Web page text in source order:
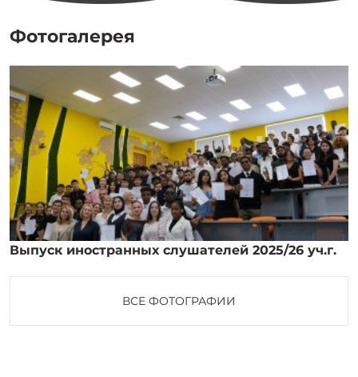
Фотогалерея
Выпуск иностранных слушателей 2025/26 уч.г.
ВСЕ ФОТОГРАФИИ